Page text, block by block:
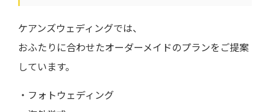
ケアンズウェディングでは、
おふたりに合わせたオーダーメイドのプランをご提案
しています。
・フォトウェディング